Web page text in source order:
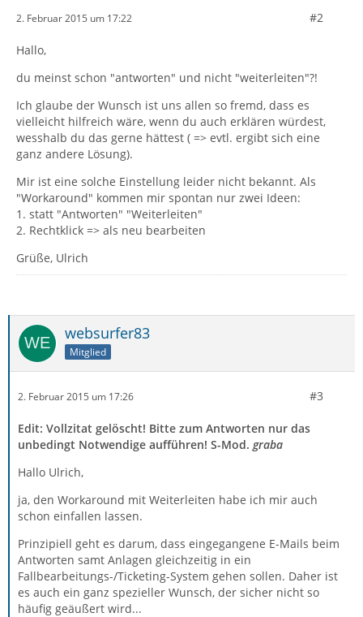
2. Februar 2015 um 17:22 #2
Hallo,
du meinst schon "antworten" und nicht "weiterleiten"?!
Ich glaube der Wunsch ist uns allen so fremd, dass es
vielleicht hilfreich wäre, wenn du auch erklären würdest,
wesshalb du das gerne hättest ( => evtl. ergibt sich eine
ganz andere Lösung).
Mir ist eine solche Einstellung leider nicht bekannt. Als
"Workaround" kommen mir spontan nur zwei Ideen:
1. statt "Antworten" "Weiterleiten"
2. Rechtklick => als neu bearbeiten
Grüße, Ulrich
websurfer83
Mitglied
2. Februar 2015 um 17:26 #3
Edit: Vollzitat gelöscht! Bitte zum Antworten nur das
unbedingt Notwendige aufführen! S-Mod. graba
Hallo Ulrich,
ja, den Workaround mit Weiterleiten habe ich mir auch
schon einfallen lassen.
Prinzipiell geht es darum, dass eingegangene E-Mails beim
Antworten samt Anlagen gleichzeitig in ein
Fallbearbeitungs-/Ticketing-System gehen sollen. Daher ist
es auch ein ganz spezieller Wunsch, der sicher nicht so
häufig geäußert wird...